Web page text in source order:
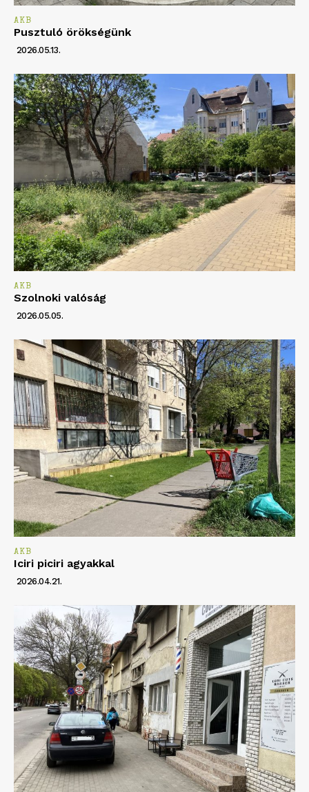
AKB
Pusztuló örökségünk
2026.05.13.
AKB
Szolnoki valóság
2026.05.05.
AKB
Iciri piciri agyakkal
2026.04.21.